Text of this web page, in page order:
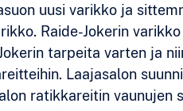
uusi varikko ja
Raide-Jokerin
tarpeita varten ja
Laajasalon
ratikkareitin vaunujen